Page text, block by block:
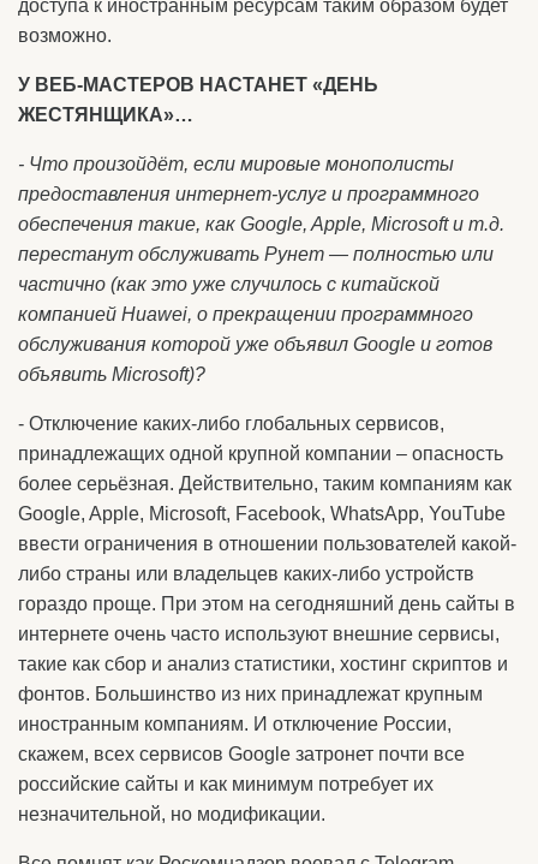
доступа к иностранным ресурсам таким образом будет
возможно.
У ВЕБ-МАСТЕРОВ НАСТАНЕТ «ДЕНЬ
ЖЕСТЯНЩИКА»…
- Что произойдёт, если мировые монополисты
предоставления интернет-услуг и программного
обеспечения такие, как Google, Apple, Microsoft и т.д.
перестанут обслуживать Рунет — полностью или
частично (как это уже случилось с китайской
компанией Huawei, о прекращении программного
обслуживания которой уже объявил Google и готов
объявить Microsoft)?
- Отключение каких-либо глобальных сервисов,
принадлежащих одной крупной компании – опасность
более серьёзная. Действительно, таким компаниям как
Google, Apple, Microsoft, Facebook, WhatsApp, YouTube
ввести ограничения в отношении пользователей какой-
либо страны или владельцев каких-либо устройств
гораздо проще. При этом на сегодняшний день сайты в
интернете очень часто используют внешние сервисы,
такие как сбор и анализ статистики, хостинг скриптов и
фонтов. Большинство из них принадлежат крупным
иностранным компаниям. И отключение России,
скажем, всех сервисов Google затронет почти все
российские сайты и как минимум потребует их
незначительной, но модификации.